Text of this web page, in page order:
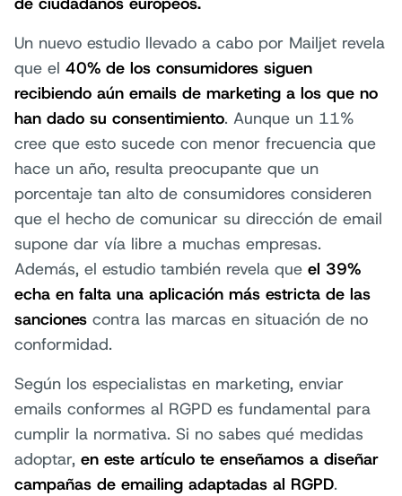
Un nuevo estudio llevado a cabo por Mailjet revela
que el 40% de los consumidores siguen
recibiendo aún emails de marketing a los que no
han dado su consentimiento. Aunque un 11%
cree que esto sucede con menor frecuencia que
hace un año, resulta preocupante que un
porcentaje tan alto de consumidores consideren
que el hecho de comunicar su dirección de email
supone dar vía libre a muchas empresas.
Además, el estudio también revela que el 39%
echa en falta una aplicación más estricta de las
sanciones contra las marcas en situación de no
conformidad.
Según los especialistas en marketing, enviar
emails conformes al RGPD es fundamental para
cumplir la normativa. Si no sabes qué medidas
adoptar, en este artículo te enseñamos a diseñar
campañas de emailing adaptadas al RGPD.